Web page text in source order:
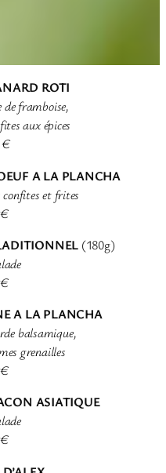
ROTI
framboise,
aux épices
€
A LA PLANCHA
confites et frites
(180g)
A LA PLANCHA
balsamique,
grenailles
ASIATIQUE